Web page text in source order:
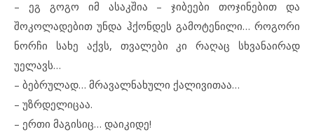
– ეგ გოგო იმ ასაკშია – ჯიბეები თოჯინებით და
შოკოლადებით უნდა ჰქონდეს გამოტენილი… როგორი
ნორჩი სახე აქვს, თვალები კი რაღაც სხვანაირად
უელავს…
– ბებრულად… მრავალნახული ქალივითაა…
– უზრდელიცაა.
– ერთი მაგისიც… დაიკიდე!